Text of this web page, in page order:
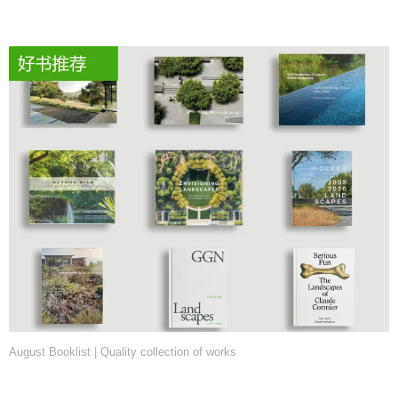
August Booklist | Quality collection of works